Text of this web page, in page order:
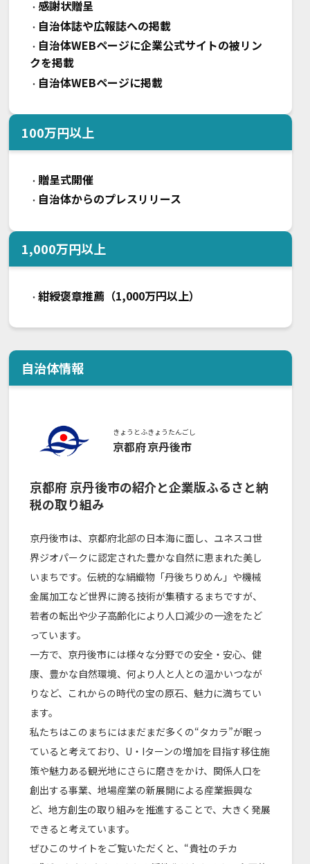
・感謝状贈呈
・ 自治体誌や広報誌への掲載
・ 自治体WEBページに企業公式サイトの被リン
クを掲載
・ 自治体WEBページに掲載
100万円以上
・ 贈呈式開催
・ 自治体からのプレスリリース
1,000万円以上
・紺綬褒章推薦（1,000万円以上）
自治体情報
きょうとふ
京都府
きょうたんごし
京丹後市
京都府京丹後市の紹介と企業版ふるさと納
税の取り組み
京丹後市は、京都府北部の日本海に面し、ユネスコ世
界ジオパークに認定された豊かな自然に恵まれた美し
いまちです。伝統的な絹織物「丹後ちりめん」や機械
金属加工など世界に誇る技術が集積するまちですが、
若者の転出や少子高齢化により人口減少の一途をたど
っています。
一方で、京丹後市には様々な分野での安全・安心、健
康、豊かな自然環境、何より人と人との温かいつなが
りなど、これからの時代の宝の原石、魅力に満ちてい
ます。
私たちはこのまちにはまだまだ多くの“タカラ”が眠っ
ていると考えており、U・Iターンの増加を目指す移住施
策や魅力ある観光地にさらに磨きをかけ、関係人口を
創出する事業、地場産業の新展開による産業振興な
ど、地方創生の取り組みを推進することで、大きく発展
できると考えています。
ぜひこのサイトをご覧いただくと、“貴社のチカ